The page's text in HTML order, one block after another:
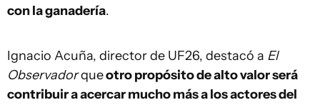
con la ganadería.
Ignacio Acuña, director de UF26, destacó a El
Observadorqueotro propósito de alto valor será
contribuir a acercar mucho más a los actores del